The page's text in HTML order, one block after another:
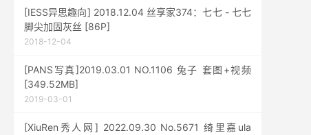
[IESS异思趣向] 2018.12.04 丝享家374：七七 - 七七
脚尖加固灰丝 [86P]
2018-12-04
[PANS写真]2019.03.01 NO.1106 兔子 套图+视频
[349.52MB]
2019-03-01
[XiuRen秀人网] 2022.09.30 No.5671 绮里嘉ula